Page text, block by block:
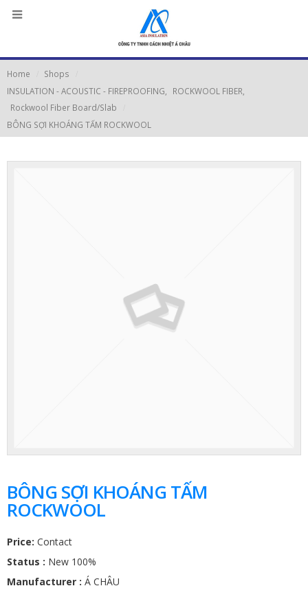
Home
Shops
INSULATION - ACOUSTIC - FIREPROOFING
ROCKWOOL FIBER
Rockwool Fiber Board/Slab
BÔNG SỢI KHOÁNG TẤM ROCKWOOL
BÔNG SỢI KHOÁNG TẤM
ROCKWOOL
Price: Contact
Status : New 100%
Manufacturer : Á CHÂU